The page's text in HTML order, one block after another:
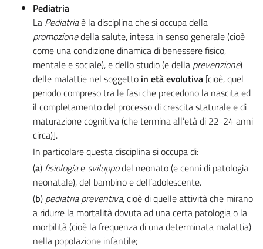
Pediatria
La Pediatriaè la disciplina che si occupa della
promozionedella salute, intesa in senso generale (cioè
come una condizione dinamica di benessere fisico,
mentale e sociale), e dello studio (e della prevenzione)
delle malattie nel soggetto in età evolutiva [cioè, quel
periodo compreso tra le fasi che precedono la nascita ed
il completamento del processo di crescita staturale e di
maturazione cognitiva (che termina all’età di 22-24 anni
circa)].
In particolare questa disciplina si occupa di:
(a) fisiologiae sviluppodel neonato (e cenni di patologia
neonatale), del bambino e dell’adolescente.
(b) pediatria preventiva, cioè di quelle attività che mirano
a ridurre la mortalità dovuta ad una certa patologia o la
morbilità (cioè la frequenza di una determinata malattia)
nella popolazione infantile;